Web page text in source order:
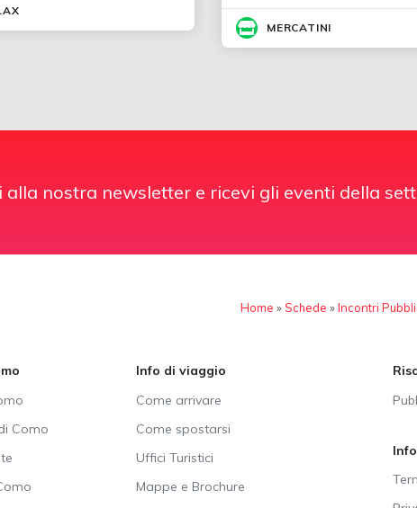
MERCATINI
alla nostra newsletter e ricevi gli eventi della
Home »Schede »Incontri
Como
Info di viaggio
Come arrivare
Come spostarsi
Uffici Turistici
Mappe e Brochure